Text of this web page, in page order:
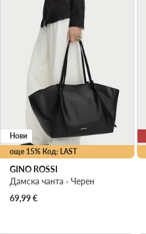
още 15% Код: LAST
Нови
GINO ROSSI
Дамска чанта · Черен
69,99€